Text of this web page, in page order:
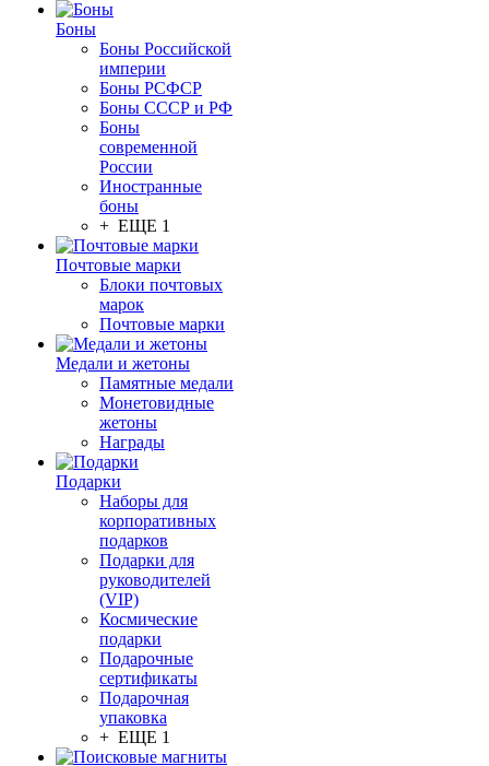
Боны
Боны Российской
империи
Боны РСФСР
Боны СССР и РФ
Боны
современной
России
Иностранные
боны
+ ЕЩЕ 1
Почтовые марки
Блоки почтовых
марок
Почтовые марки
Медали и жетоны
Памятные медали
Монетовидные
жетоны
Награды
Подарки
Наборы для
корпоративных
подарков
Подарки для
руководителей
(VIP)
Космические
подарки
Подарочные
сертификаты
Подарочная
упаковка
+ ЕЩЕ 1